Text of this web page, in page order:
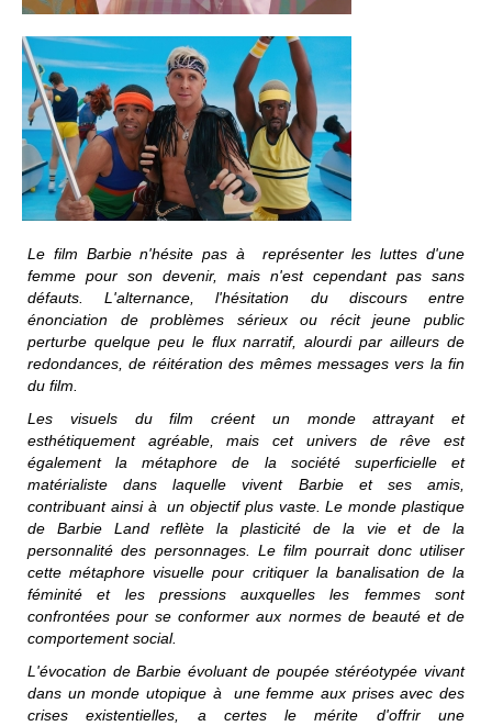
Le film Barbien'hésite pas à représenter les luttes d'une
femme pour son devenir, mais n'est cependant pas sans
défauts. L'alternance, l'hésitation du discours entre
énonciation de problèmes sérieux ou récit jeune public
perturbe quelque peu le flux narratif, alourdi par ailleurs de
redondances, de réitération des mêmes messages vers la fin
du film.
Les visuels du film créent un monde attrayant et
esthétiquement agréable, mais cet univers de rêve est
également la métaphore de la société superficielle et
matérialiste dans laquelle vivent Barbie et ses amis,
contribuant ainsi à un objectif plus vaste. Le monde plastique
de Barbie Land reflète la plasticité de la vie et de la
personnalité des personnages. Le film pourrait donc utiliser
cette métaphore visuelle pour critiquer la banalisation de la
féminité et les pressions auxquelles les femmes sont
confrontées pour se conformer aux normes de beauté et de
comportement social.
L'évocation de Barbie évoluant de poupée stéréotypée vivant
dans un monde utopique à une femme aux prises avec des
crises existentielles, a certes le mérite d'offrir une